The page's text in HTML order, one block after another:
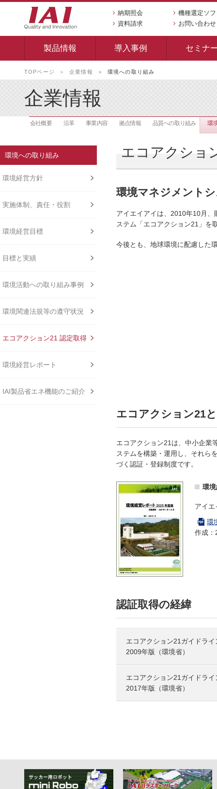
納期照会
機種選定ソ
資料請求
お問い合わせ
製品情報 導入事例 セミナ
TOPページ 企業情報 環境への取り組み
企業情報
会社概要 沿革 事業内容 拠点情報 品質への取り組み 環
環境への取り組み
環境経営方針
実施体制、責任・役割
環境経営目標
目標と実績
環境活動への取り組み事例
環境関連法規等の遵守状況
エコアクション21 認定取得
環境経営レポート
IAI製品省エネ機能のご紹介
エコアクショ
環境マネジメント
アイエイアイは、2010年10月
ステム「エコアクション21」を
今後とも、地球環境に配慮した
エコアクション21
エコアクション21は、中小企業
ステムを構築・運用し、それら
づく認証・登録制度です。
環
アイ
環
作成：
認証取得の経緯
エコアクション21ガイドライ
2009年版（環境省）
エコアクション21ガイドライ
2017年版（環境省）